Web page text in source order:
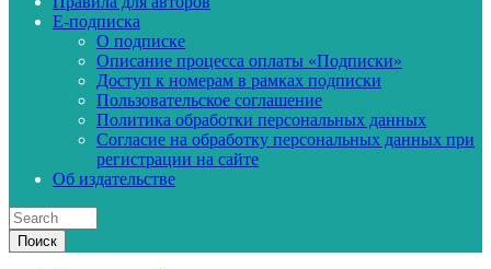
E-подписка
О подписке
Описание процесса оплаты «Подписки»
Доступ к номерам в рамках подписки
Пользовательское соглашение
Политика обработки персональных данных
Согласие на обработку персональных данных при
регистрации на сайте
Об издательстве